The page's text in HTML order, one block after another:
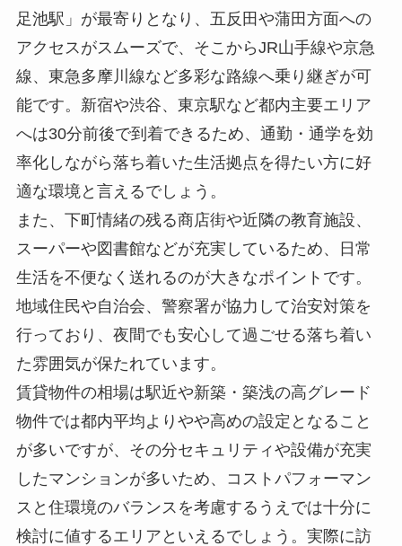
足池駅」が最寄りとなり、五反田や蒲田方面への
アクセスがスムーズで、そこからJR山手線や京急
線、東急多摩川線など多彩な路線へ乗り継ぎが可
能です。新宿や渋谷、東京駅など都内主要エリア
へは30分前後で到着できるため、通勤・通学を効
率化しながら落ち着いた生活拠点を得たい方に好
適な環境と言えるでしょう。
また、下町情緒の残る商店街や近隣の教育施設、
スーパーや図書館などが充実しているため、日常
生活を不便なく送れるのが大きなポイントです。
地域住民や自治会、警察署が協力して治安対策を
行っており、夜間でも安心して過ごせる落ち着い
た雰囲気が保たれています。
賃貸物件の相場は駅近や新築・築浅の高グレード
物件では都内平均よりやや高めの設定となること
が多いですが、その分セキュリティや設備が充実
したマンションが多いため、コストパフォーマン
スと住環境のバランスを考慮するうえでは十分に
検討に値するエリアといえるでしょう。実際に訪